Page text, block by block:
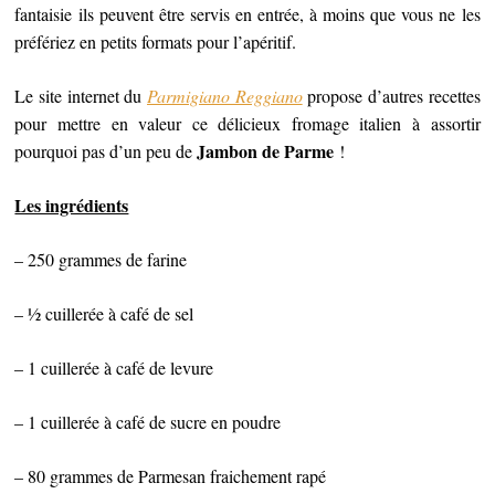
fantaisie ils peuvent être servis en entrée, à moins que vous ne les
préfériez en petits formats pour l’apéritif.
Le site internet du Parmigiano Reggiano propose d’autres recettes
pour mettre en valeur ce délicieux fromage italien à assortir
pourquoi pas d’un peu deJambon de Parme !
Les ingrédients
– 250 grammes de farine
– ½ cuillerée à café de sel
– 1 cuillerée à café de levure
– 1 cuillerée à café de sucre en poudre
– 80 grammes de Parmesan fraichement rapé